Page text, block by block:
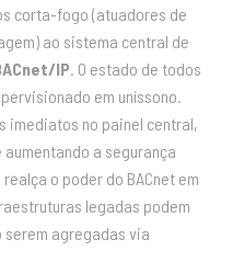
corta-fogo (atuadores de
ao sistema central de
IP. O estado de todos
em uníssono.
imediatos no painel central,
a segurança
o poder do BACnet em
legadas podem
agregadas via